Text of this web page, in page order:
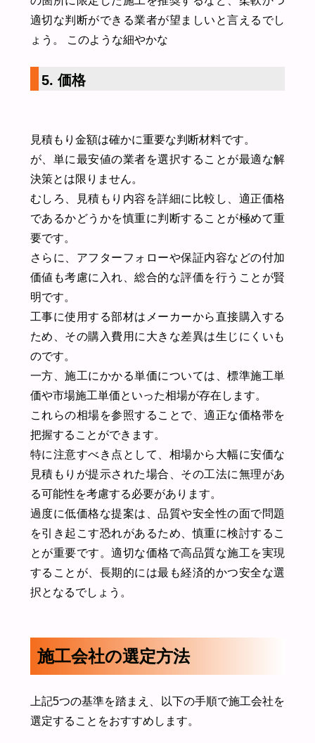
適切な判断ができる業者が望ましいと言えるでし
ょう。 このような細やかな
5. 価格
見積もり金額は確かに重要な判断材料です。
が、単に最安値の業者を選択することが最適な解
決策とは限りません。
むしろ、見積もり内容を詳細に比較し、適正価格
であるかどうかを慎重に判断することが極めて重
要です。
さらに、アフターフォローや保証内容などの付加
価値も考慮に入れ、総合的な評価を行うことが賢
明です。
工事に使用する部材はメーカーから直接購入する
ため、その購入費用に大きな差異は生じにくいも
のです。
一方、施工にかかる単価については、標準施工単
価や市場施工単価といった相場が存在します。
これらの相場を参照することで、適正な価格帯を
把握することができます。
特に注意すべき点として、相場から大幅に安価な
見積もりが提示された場合、その工法に無理があ
る可能性を考慮する必要があります。
過度に低価格な提案は、品質や安全性の面で問題
を引き起こす恐れがあるため、慎重に検討するこ
とが重要です。適切な価格で高品質な施工を実現
することが、長期的には最も経済的かつ安全な選
択となるでしょう。
施工会社の選定方法
上記5つの基準を踏まえ、以下の手順で施工会社を
選定することをおすすめします。